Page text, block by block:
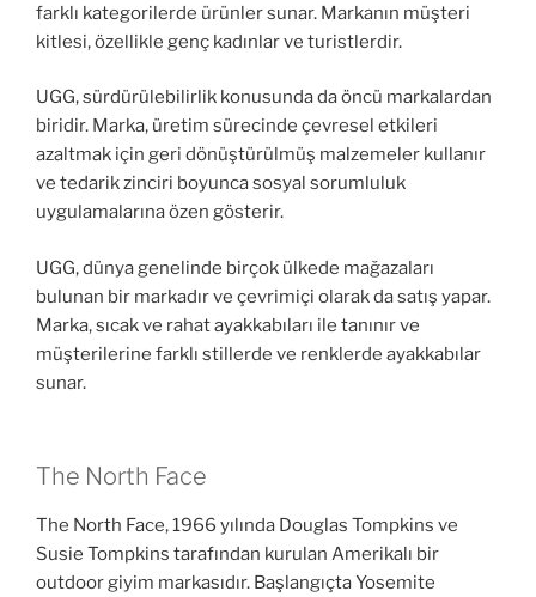
farklı kategorilerde ürünler sunar. Markanın müşteri
kitlesi, özellikle genç kadınlar ve turistlerdir.
UGG, sürdürülebilirlik konusunda da öncü markalardan
biridir. Marka, üretim sürecinde çevresel etkileri
azaltmak için geri dönüştürülmüş malzemeler kullanır
ve tedarik zinciri boyunca sosyal sorumluluk
uygulamalarına özen gösterir.
UGG, dünya genelinde birçok ülkede mağazaları
bulunan bir markadır ve çevrimiçi olarak da satış yapar.
Marka, sıcak ve rahat ayakkabıları ile tanınır ve
müşterilerine farklı stillerde ve renklerde ayakkabılar
sunar.
The North Face
The North Face, 1966 yılında Douglas Tompkins ve
Susie Tompkins tarafından kurulan Amerikalı bir
outdoor giyim markasıdır. Başlangıçta Yosemite